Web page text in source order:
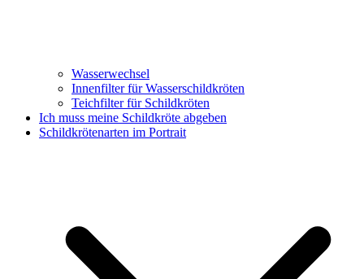
Wasserwechsel
Innenfilter für Wasserschildkröten
Teichfilter für Schildkröten
Ich muss meine Schildkröte abgeben
Schildkrötenarten im Portrait